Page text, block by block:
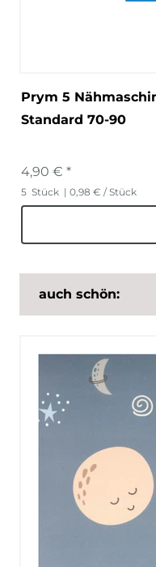
Prym 5
Standard 70-90
4,90 € *
5 Stück | 0,98 € / Stück
auch schön: